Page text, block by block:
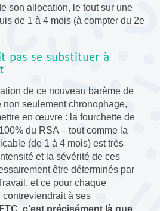
son allocation, le tout sur une
de 1 à 4 mois (à compter du 2e
pas se substituer à
de ce nouveau barème de
non seulement chronophage,
en œuvre : la fourchette de
du RSA – tout comme la
(de 1 à 4 mois) est très
et la sévérité de ces
être déterminés par
et ce pour chaque
à ses
c‘est précisément là que